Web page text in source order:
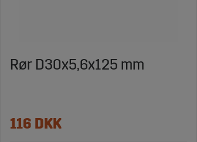
Rør D30x5,6x125 mm
116 DKK